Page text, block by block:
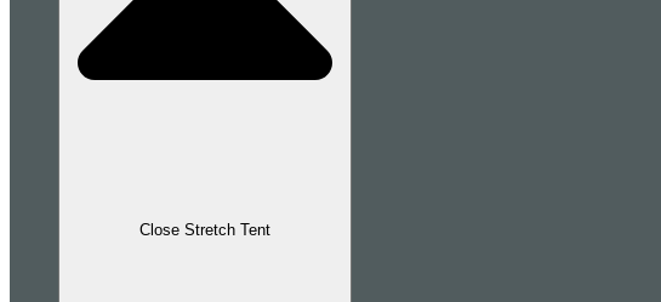
Close Stretch Tent